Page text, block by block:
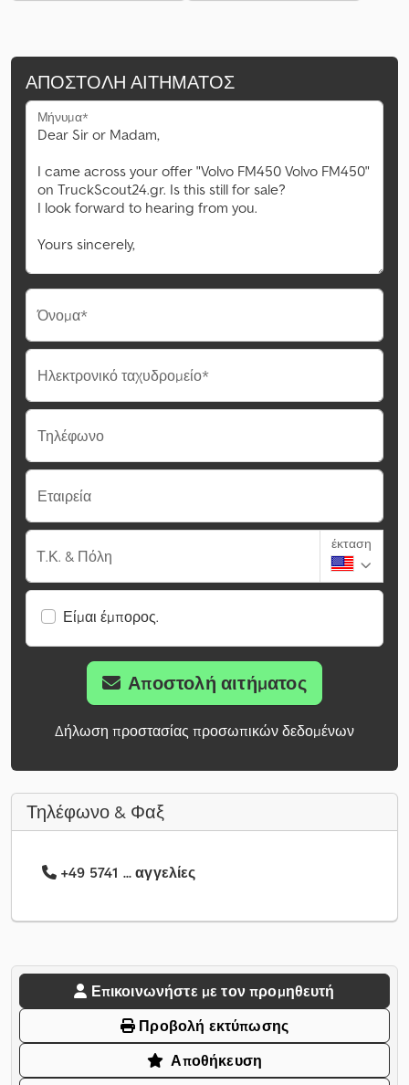
ΑΠΟΣΤΟΛΉ ΑΙΤΉΜΑΤΟΣ
Μήνυμα*
Όνομα*
Ηλεκτρονικό ταχυδρομείο*
Τηλέφωνο
Εταιρεία
Τ.Κ. & Πόλη
έκταση
Είμαι έμπορος.
Αποστολή αιτήματος
Δήλωση προστασίας προσωπικών δεδομένων
Τηλέφωνο & Φαξ
+49 5741 ... αγγελίες
Επικοινωνήστε με τον προμηθευτή
Προβολή εκτύπωσης
Αποθήκευση